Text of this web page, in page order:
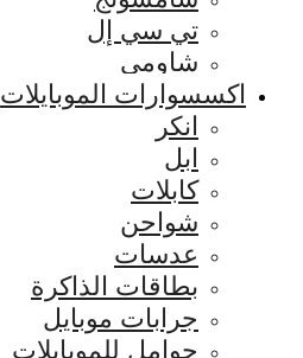
تي سي إل
شاومي
اكسسوارات الموبايلات
انكر
ابل
كابلات
شواحن
عدسات
بطاقات الذاكرة
جرابات موبايل
حوامل للموبايلات